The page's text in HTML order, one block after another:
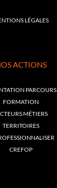
LÉGALES
ACTIONS
PARCOURS
FORMATION
MÉTIERS
TERRITOIRES
CREFOP